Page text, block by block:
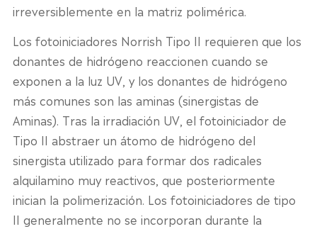
irreversiblemente en la matriz polimérica.
Los fotoiniciadores Norrish Tipo II requieren que los
donantes de hidrógeno reaccionen cuando se
exponen a la luz UV, y los donantes de hidrógeno
más comunes son las aminas (sinergistas de
Aminas). Tras la irradiación UV, el fotoiniciador de
Tipo II abstraer un átomo de hidrógeno del
sinergista utilizado para formar dos radicales
alquilamino muy reactivos, que posteriormente
inician la polimerización. Los fotoiniciadores de tipo
II generalmente no se incorporan durante la